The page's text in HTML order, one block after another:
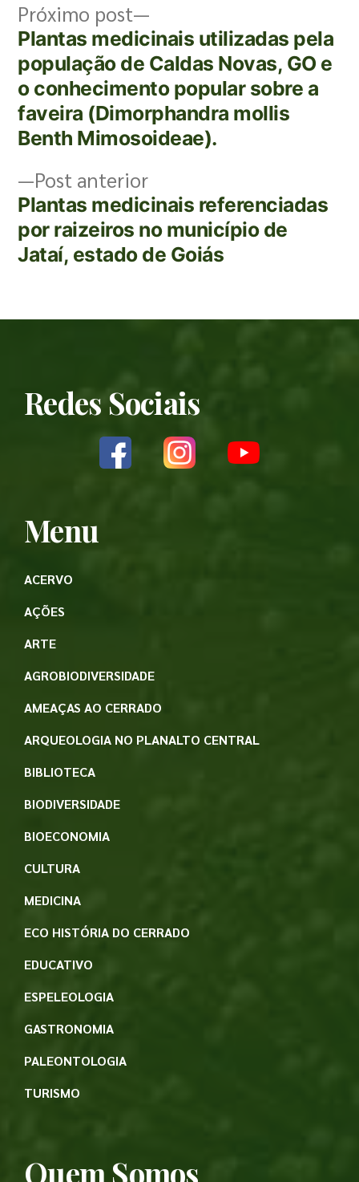
Post anterior
Plantas medicinais referenciadas
por raizeiros no município de
Jataí, estado de Goiás
Próximo post
Plantas medicinais utilizadas pela
população de Caldas Novas, GO e
o conhecimento popular sobre a
faveira (Dimorphandra mollis
Benth Mimosoideae).
Redes Sociais
Menu
ACERVO
AÇÕES
ARTE
AGROBIODIVERSIDADE
AMEAÇAS AO CERRADO
ARQUEOLOGIA NO PLANALTO CENTRAL
BIBLIOTECA
BIODIVERSIDADE
BIOECONOMIA
CULTURA
MEDICINA
ECO HISTÓRIA DO CERRADO
EDUCATIVO
ESPELEOLOGIA
GASTRONOMIA
PALEONTOLOGIA
TURISMO
Quem Somos